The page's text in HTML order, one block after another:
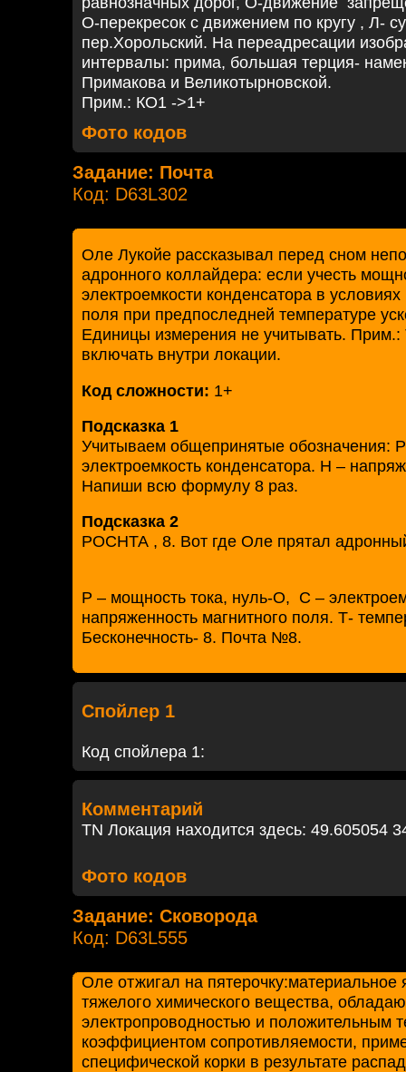
О-перекресок с движением по кругу , Л-
пер.Хорольский. На переадресации
интервалы: прима, большая терция-
Примакова и Великотырновской.
Прим.: КО1 ->1+
Фото кодов
Задание: Почта
Код: D63L302
Оле Лукойе рассказывал перед сном
адронного коллайдера: если учесть
электроемкости конденсатора в
поля при предпоследней температуре
Единицы измерения не учитывать.
включать внутри локации.
Код сложности: 1+
Подсказка 1
Учитываем общепринятые обозначения:
электроемкость конденсатора. Н –
Напиши всю формулу 8 раз.
Подсказка 2
РОСНТА , 8. Вот где Оле прятал
Р – мощность тока, нуль-О, С –
напряженность магнитного поля. Т-
Бесконечность- 8. Почта №8.
Спойлер 1
Код спойлера 1:
Комментарий
TN Локация находится здесь: 49.605054
Фото кодов
Задание: Сковорода
Код: D63L555
Оле отжигал на пятерочку:материальное
тяжелого химического вещества,
электропроводностью и положительным
коэффициентом сопротивляемости,
специфической корки в результате